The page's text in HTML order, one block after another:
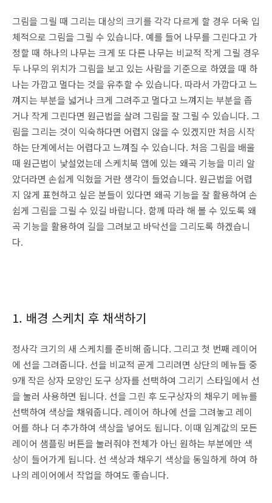
그림을 그릴 때 그리는 대상의 크기를 각각 다르게 할 경우 더욱 입
체적으로 그림을 그릴 수 있습니다. 예를 들어 나무를 그린다고 가
정할 때 하나의 나무는 크게 또 다른 나무는 비교적 작게 그릴 경우
두 나무의 위치가 그림을 보고 있는 사람을 기준으로 하였을 때 하
나는 가깝고 멀다는 것을 유추할 수 있습니다. 따라서 가깝다고 느
껴지는 부분을 넓거나 크게 그려주고 멀다고 느껴지는 부분을 좁
거나 작게 그린다면 원근법을 살려 그림을 잘 그릴 수 있습니다. 그
림을 그리는 것이 익숙하다면 어렵지 않을 수 있겠지만 처음 시작
하는 단계에서는 어렵다고 느껴질 수 있습니다. 처음 그림을 배울
때 원근법이 낯설었는데 스케치북 앱에 있는 왜곡 기능을 미리 알
았더라면 손쉽게 익혔을 거란 생각이 들었습니다. 원근법을 어렵
지 않게 표현하고 싶은 분들이 있다면 왜곡 기능을 잘 활용하여 손
쉽게 그림을 그릴 수 있길 바랍니다. 함께 따라 해 볼 수 있도록 왜
곡 기능을 활용하여 길을 그려보고 바닥선을 그리도록 하겠습니
다.
1. 배경 스케치 후 채색하기
정사각 크기의 새 스케치를 준비해 줍니다. 그리고 첫 번째 레이어
에 선을 그려줍니다. 선을 비교적 곧게 그리려면 상단의 메뉴들 중
9개 작은 상자 모양인 도구 상자를 선택하여 그리기 스타일에서 선
을 눌러 사용하면 됩니다. 선을 그린 후 도구상자의 채우기 메뉴를
선택하여 색상을 채워줍니다. 레이어 하나에 선을 그려놓고 레이
어를 하나 더 추가하여 색상을 넣어도 됩니다. 이때 임계값의 모든
레이어 샘플링 버튼을 눌러줘야 전체가 아닌 원하는 부분에만 색
상이 들어가게 됩니다. 선 색상과 채우기 색상을 동일하게 하여 하
나의 레이어에서 작업을 하여도 좋습니다.